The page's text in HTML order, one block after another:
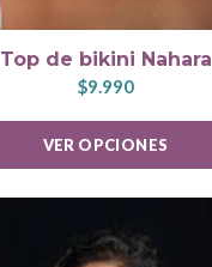
Top de bikini Nahara
$9.990
VER OPCIONES